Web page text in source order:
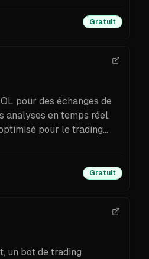
ses fonctionnalités,
Gratuit
pour des échanges de
analyses en temps réel.
pour le trading
Gratuit
un bot de trading